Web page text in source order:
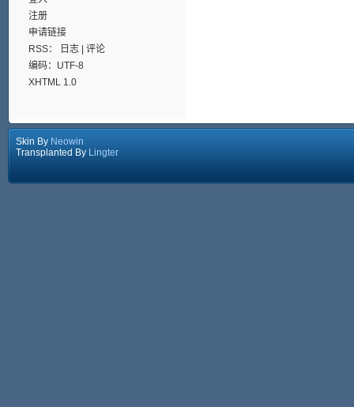
注册
申请链接
RSS：
日志| 评论
编码：UTF-8
XHTML 1.0
Skin By Neowin
Transplanted By Lingter